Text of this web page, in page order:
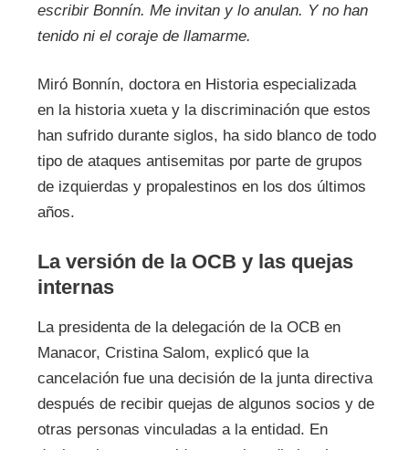
escribir Bonnín. Me invitan y lo anulan. Y no han
tenido ni el coraje de llamarme.
Miró Bonnín, doctora en Historia especializada
en la historia xueta y la discriminación que estos
han sufrido durante siglos, ha sido blanco de todo
tipo de ataques antisemitas por parte de grupos
de izquierdas y propalestinos en los dos últimos
años.
La versión de la OCB y las quejas
internas
La presidenta de la delegación de la OCB en
Manacor, Cristina Salom, explicó que la
cancelación fue una decisión de la junta directiva
después de recibir quejas de algunos socios y de
otras personas vinculadas a la entidad. En